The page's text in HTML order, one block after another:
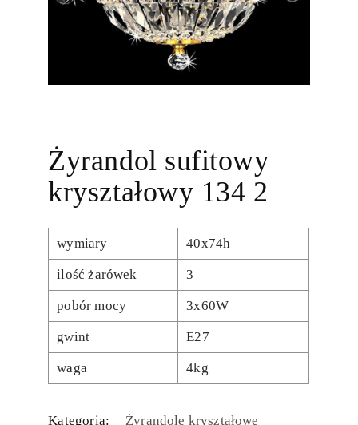
Żyrandol sufitowy
kryształowy 134 2
wymiary 40x74h
ilość żarówek 3
pobór mocy 3x60W
gwint E27
waga 4kg
Kategoria: Żyrandole kryształowe